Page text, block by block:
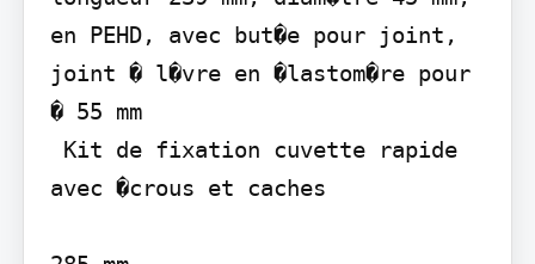
en PEHD, avec but�e pour joint,
joint � l�vre en �lastom�re pour
� 55 mm
avec �crous et caches